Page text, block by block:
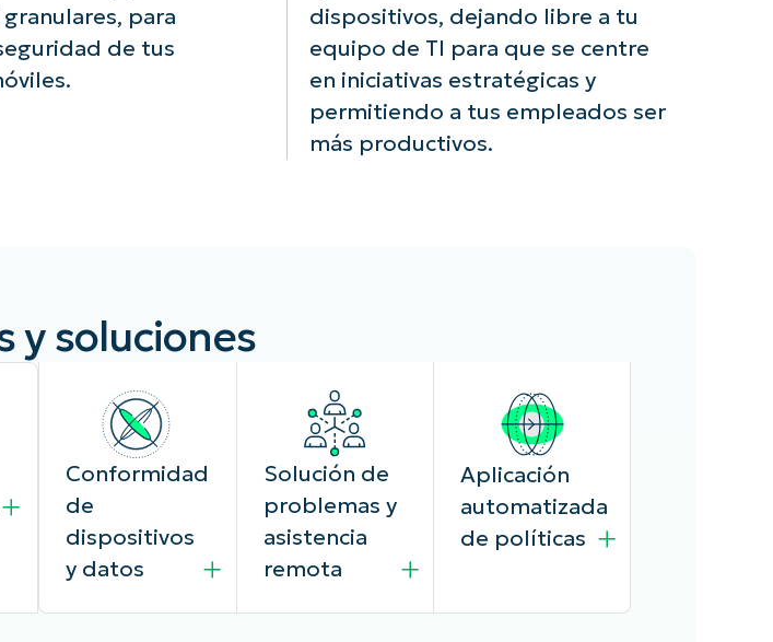
para
de tus
dispositivos, dejando libre a tu
equipo de TI para que se centre
en iniciativas estratégicas y
permitiendo a tus empleados ser
más productivos.
y soluciones
Conformidad
de
dispositivos
y datos
Solución de
problemas y
asistencia
remota
Aplicación
automatizada
de políticas